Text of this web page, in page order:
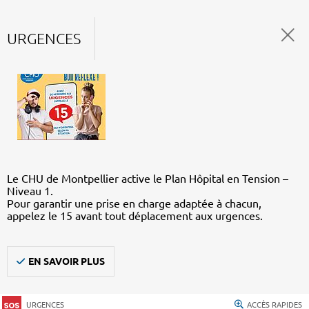
URGENCES
Le CHU de Montpellier active le Plan Hôpital en Tension –
Niveau 1.
Pour garantir une prise en charge adaptée à chacun,
appelez le 15 avant tout déplacement aux urgences.
EN SAVOIR PLUS
URGENCES ACCÈS RAPIDES